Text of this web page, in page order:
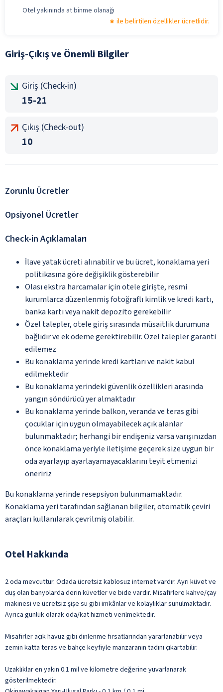
Otel yakınında at binme olanağı
ile belirtilen özellikler ücretlidir.
Giriş-Çıkış ve Önemli Bilgiler
Giriş (Check-in)
15-21
Çıkış (Check-out)
10
Zorunlu Ücretler
Opsiyonel Ücretler
Check-in Açıklamaları
İlave yatak ücreti alınabilir ve bu ücret, konaklama yeri
politikasına göre değişiklik gösterebilir
Olası ekstra harcamalar için otele girişte, resmi
kurumlarca düzenlenmiş fotoğraflı kimlik ve kredi kartı,
banka kartı veya nakit depozito gerekebilir
Özel talepler, otele giriş sırasında müsaitlik durumuna
bağlıdır ve ek ödeme gerektirebilir. Özel talepler garanti
edilemez
Bu konaklama yerinde kredi kartları ve nakit kabul
edilmektedir
Bu konaklama yerindeki güvenlik özellikleri arasında
yangın söndürücü yer almaktadır
Bu konaklama yerinde balkon, veranda ve teras gibi
çocuklar için uygun olmayabilecek açık alanlar
bulunmaktadır; herhangi bir endişeniz varsa varışınızdan
önce konaklama yeriyle iletişime geçerek size uygun bir
oda ayarlayıp ayarlayamayacaklarını teyit etmenizi
öneririz
Bu konaklama yerinde resepsiyon bulunmamaktadır.
Konaklama yeri tarafından sağlanan bilgiler, otomatik çeviri
araçları kullanılarak çevrilmiş olabilir.
Otel Hakkında
2 oda mevcuttur. Odada ücretsiz kablosuz internet vardır. Ayrı küvet ve
duş olan banyolarda derin küvetler ve bide vardır. Misafirlere kahve/çay
makinesi ve ücretsiz şişe su gibi imkânlar ve kolaylıklar sunulmaktadır.
Ayrıca günlük olarak oda/kat hizmeti verilmektedir.
Misafirler açık havuz gibi dinlenme fırsatlarından yararlanabilir veya
zemin katta teras ve bahçe keyfiyle manzaranın tadını çıkartabilir.
Uzaklıklar en yakın 0.1 mil ve kilometre değerine yuvarlanarak
gösterilmektedir.